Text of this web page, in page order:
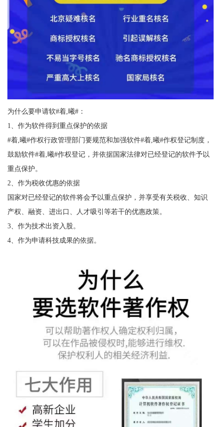
为什么要申请软#着,曦#：
1、作为软件得到重点保护的依据
#着,曦#作权行政管理部门要规范和加强软件#着,曦#作权登记制度，
鼓励软件#着,曦#作权登记，并依据国家法律对已经登记的软件予以
重点保护。
2、作为税收优惠的依据
国家对已经登记的软件将会予以重点保护，并享受有关税收、知识
产权、融资、进出口、人才吸引等若干的优惠政策。
3、作为技术出资入股。
4、作为申请科技成果的依据。